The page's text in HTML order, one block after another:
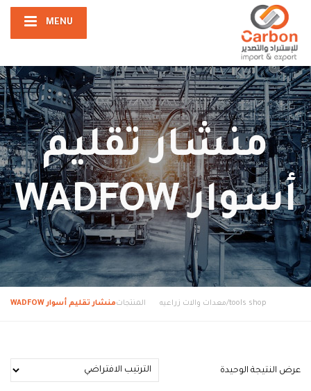
MENU
منشار تقليم
أسوار WADFOW
tools shop/معدات والات زراعيه المنتجاتمنشار تقليم أسوار WADFOW
عرض النتيجة الوحيدة